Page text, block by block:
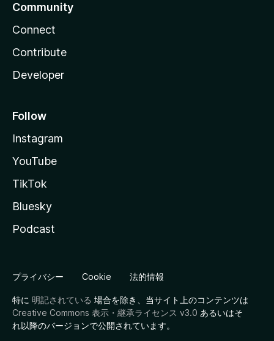
Community
Connect
Contribute
Developer
Follow
Instagram
YouTube
TikTok
Bluesky
Podcast
プライバシー Cookie 法的情報
特に 明記されている 場合を除き、当サイト上のコンテンツは
Creative Commons 表示・継承ライセンス v3.0 あるいはそ
れ以降のバージョンで公開されています。